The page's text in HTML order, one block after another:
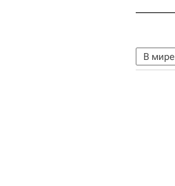
В мире